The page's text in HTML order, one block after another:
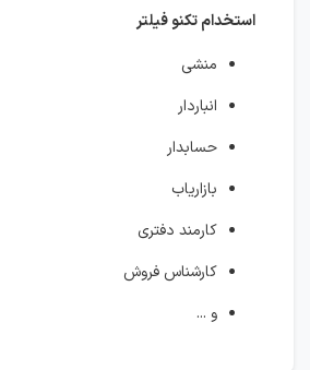
استخدام تکنو فیلتر
منشی
انباردار
حسابدار
بازاریاب
کارمند دفتری
کارشناس فروش
و ...